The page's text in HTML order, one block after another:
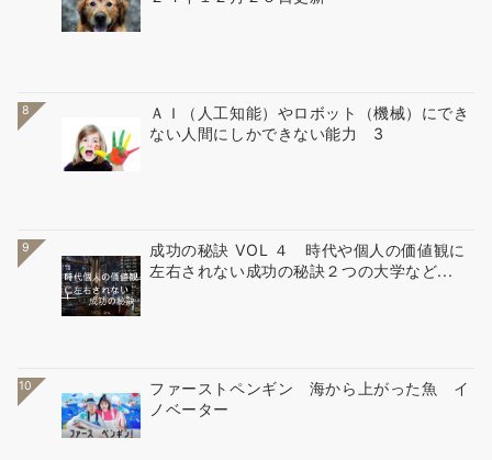
8
ＡＩ（人工知能）やロボット（機械）にでき
ない人間にしかできない能力 3
9
成功の秘訣 VOL ４ 時代や個人の価値観に
左右されない成功の秘訣２つの大学など...
10
ファーストペンギン 海から上がった魚 イ
ノベーター